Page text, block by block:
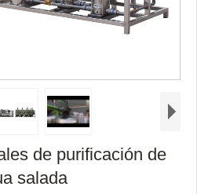
de purificación de
salada